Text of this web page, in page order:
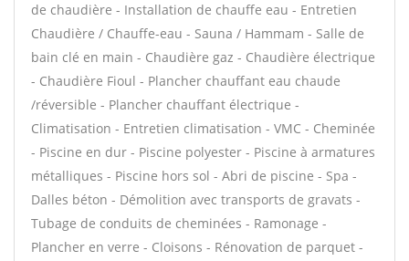
de chaudière - Installation de chauffe eau - Entretien
Chaudière / Chauffe-eau - Sauna / Hammam - Salle de
bain clé en main - Chaudière gaz - Chaudière électrique
- Chaudière Fioul - Plancher chauffant eau chaude
/réversible - Plancher chauffant électrique -
Climatisation - Entretien climatisation - VMC - Cheminée
- Piscine en dur - Piscine polyester - Piscine à armatures
métalliques - Piscine hors sol - Abri de piscine - Spa -
Dalles béton - Démolition avec transports de gravats -
Tubage de conduits de cheminées - Ramonage -
Plancher en verre - Cloisons - Rénovation de parquet -